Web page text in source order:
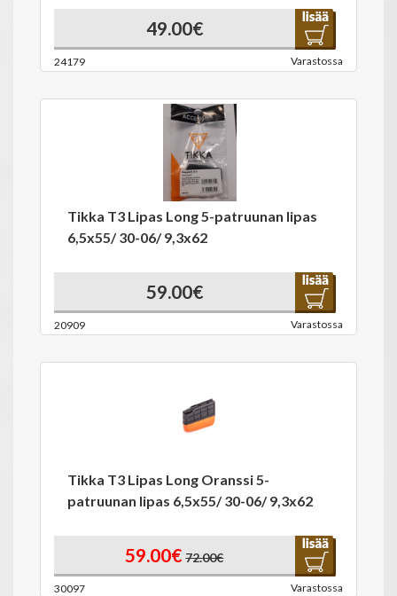
49.00€
24179 Varastossa
Tikka T3 Lipas Long 5-patruunan lipas
6,5x55/ 30-06/ 9,3x62
59.00€
20909 Varastossa
Tikka T3 Lipas Long Oranssi 5-
patruunan lipas 6,5x55/ 30-06/ 9,3x62
59.00€ 72.00€
30097 Varastossa